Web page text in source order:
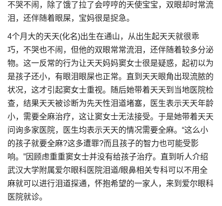
不哭不闹，除了饿了拉了会哼哼的天使宝宝，双眼却时常流
泪，还伴随着眼屎，宝妈很是捉急。
4个月大的天天(化名)出生在通山，从出生起天天就很乖
巧，不哭也不闹，但他的双眼常常流泪，还伴随着较多分泌
物。这一反常的行为让天天妈妈窦女士很是疑惑，起初以为
是孩子还小，有眼泪眼屎也正常。直到天天眼角出现流脓的
状况，这才引起窦女士重视。随后她带着天天到当地医院检
查，结果天天被诊断为先天性泪道堵塞，医生表示天天年龄
小，需要全麻治疗，这让窦女士无法接受。于是她带着天天
问询多家医院，医生均表示天天的情况需要全麻。“这么小
的孩子就要全麻?这多遭罪?而且孩子的智力也可能受影
响。”因顾虑重重窦女士并没有给孩子治疗。直到听人介绍
武汉大学附属爱尔眼科医院泪道/眼鼻相关专科可以不用全
麻就可以进行泪道探通，怀抱希望的一家人，来到爱尔眼科
医院就诊。